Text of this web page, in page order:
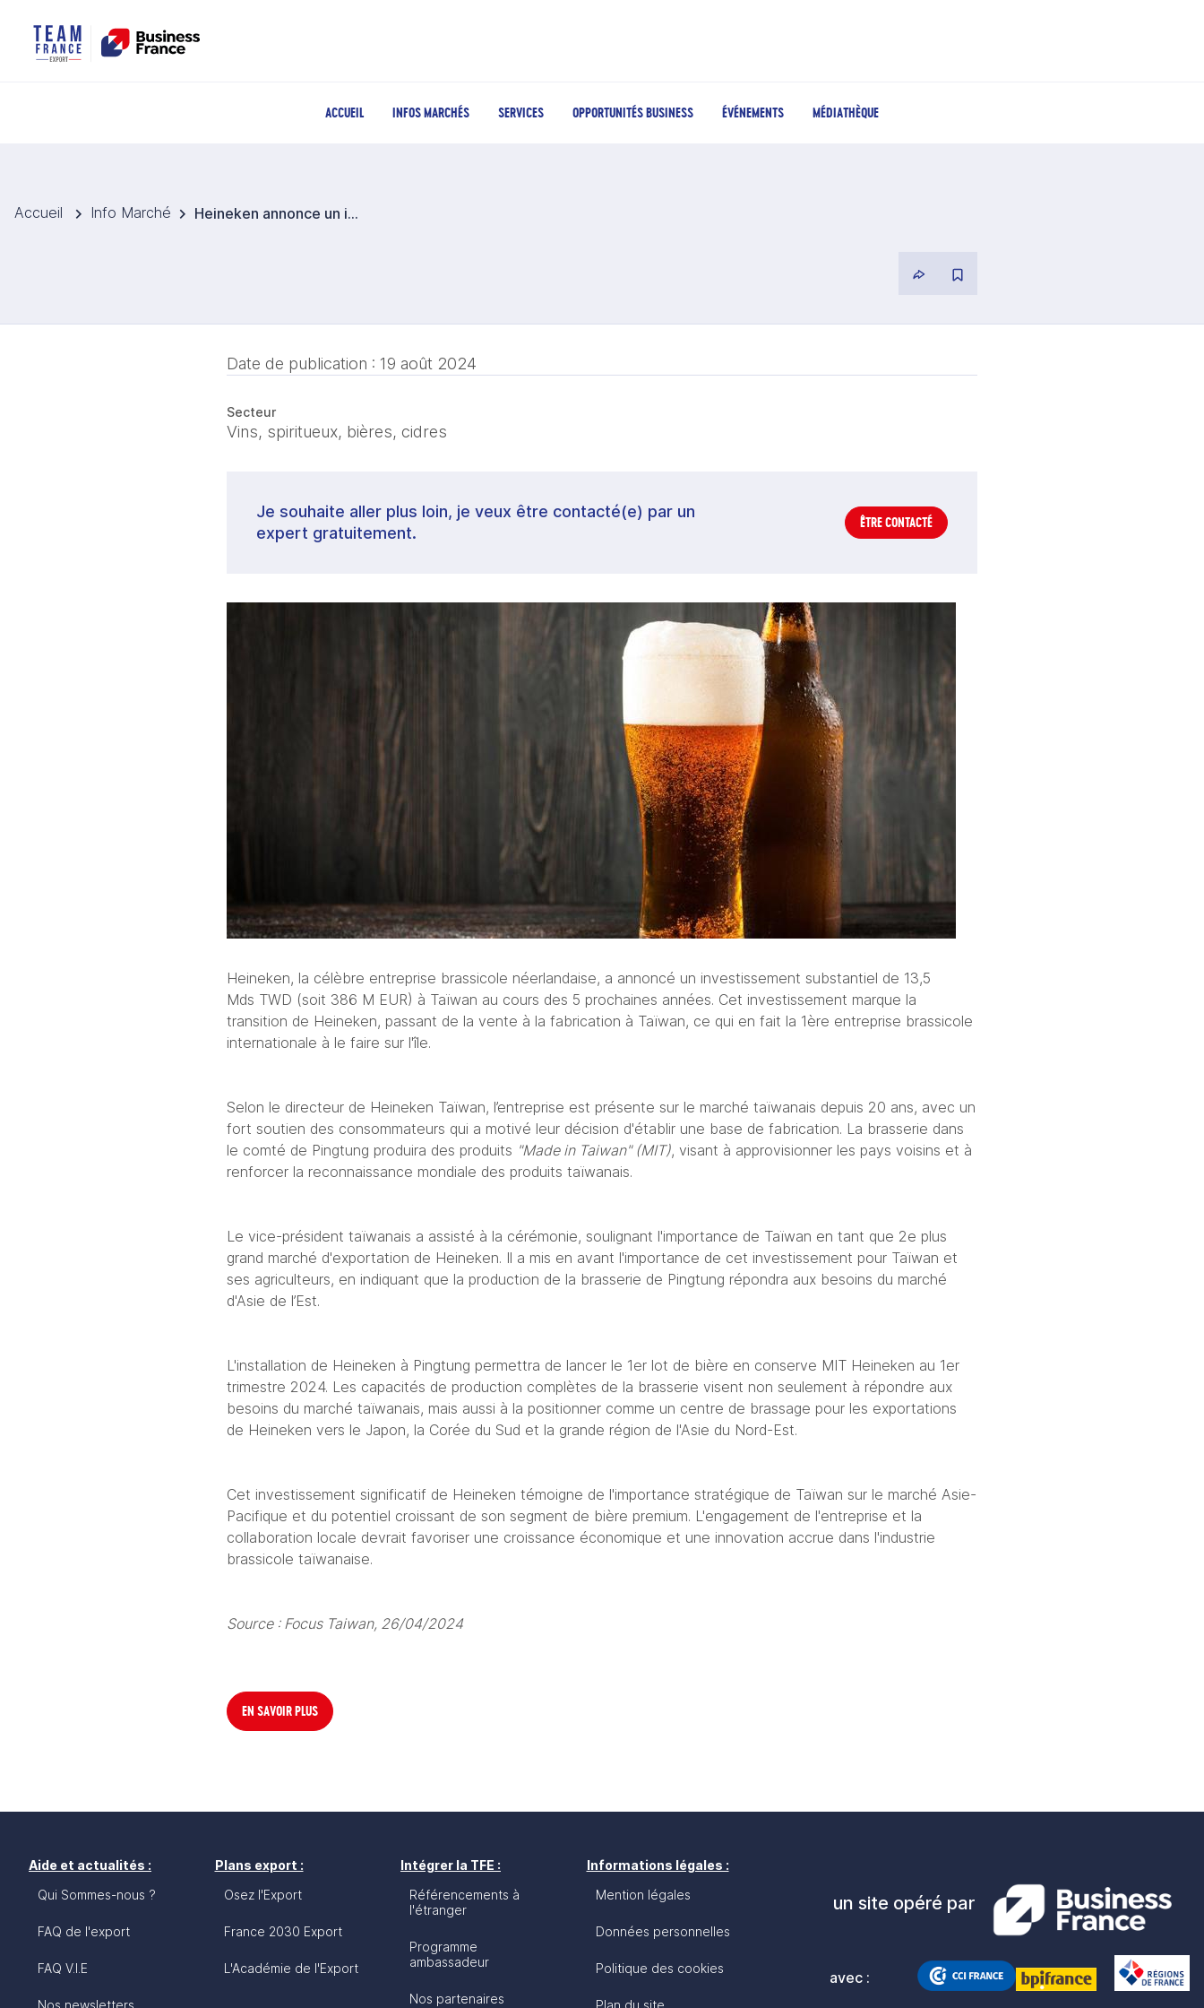
ACCUEIL INFOS MARCHÉS SERVICES OPPORTUNITÉS BUSINESS ÉVÉNEMENTS MÉDIATHÈQUE
Accueil Info Marché Heineken annonce un investissement de 386 M EUR à Taïwan
Date de publication : 19 août 2024
Secteur
Vins, spiritueux, bières, cidres
Je souhaite aller plus loin, je veux être contacté(e) par un
expert gratuitement.
ÊTRE CONTACTÉ
Mds TWD (soit 386 M EUR) à Taïwan au cours des 5 prochaines années. Cet investissement marque la
transition de Heineken, passant de la vente à la fabrication à Taïwan, ce qui en fait la 1ère entreprise brassicole
internationale à le faire sur l'île.
Selon le directeur de Heineken Taïwan, l’entreprise est présente sur le marché taïwanais depuis 20 ans, avec un
fort soutien des consommateurs qui a motivé leur décision d'établir une base de fabrication. La brasserie dans
le comté de Pingtung produira des produits "Made in Taiwan" (MIT), visant à approvisionner les pays voisins et à
renforcer la reconnaissance mondiale des produits taïwanais.
Le vice-président taïwanais a assisté à la cérémonie, soulignant l'importance de Taïwan en tant que 2e plus
grand marché d'exportation de Heineken. Il a mis en avant l'importance de cet investissement pour Taïwan et
ses agriculteurs, en indiquant que la production de la brasserie de Pingtung répondra aux besoins du marché
d'Asie de l’Est.
L'installation de Heineken à Pingtung permettra de lancer le 1er lot de bière en conserve MIT Heineken au 1er
trimestre 2024. Les capacités de production complètes de la brasserie visent non seulement à répondre aux
besoins du marché taïwanais, mais aussi à la positionner comme un centre de brassage pour les exportations
de Heineken vers le Japon, la Corée du Sud et la grande région de l'Asie du Nord-Est.
Cet investissement significatif de Heineken témoigne de l'importance stratégique de Taïwan sur le marché Asie-
Pacifique et du potentiel croissant de son segment de bière premium. L'engagement de l'entreprise et la
collaboration locale devrait favoriser une croissance économique et une innovation accrue dans l'industrie
brassicole taïwanaise.
Source : Focus Taiwan, 26/04/2024
EN SAVOIR PLUS
Aide et actualités :
Qui Sommes-nous ?
FAQ de l'export
FAQ V.I.E
Nos newsletters
Plans export :
Osez l'Export
France 2030 Export
L'Académie de l'Export
Intégrer la TFE :
Référencements à
l'étranger
Programme
ambassadeur
Nos partenaires
Informations légales :
Mention légales
Données personnelles
Politique des cookies
Plan du site
un site opéré par
avec :